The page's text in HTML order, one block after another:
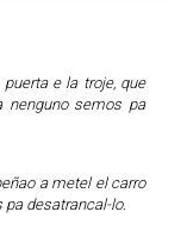
e la troje, que
nenguno semos pa
a metel el carro
pa desatrancal-lo.